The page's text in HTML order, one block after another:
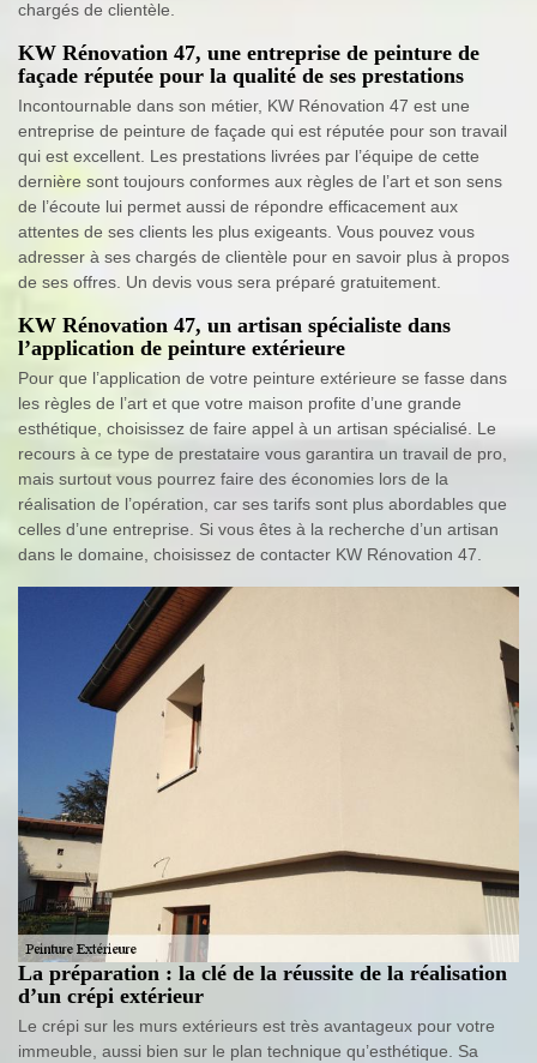
chargés de clientèle.
KW Rénovation 47, une entreprise de peinture de
façade réputée pour la qualité de ses prestations
Incontournable dans son métier, KW Rénovation 47 est une
entreprise de peinture de façade qui est réputée pour son travail
qui est excellent. Les prestations livrées par l’équipe de cette
dernière sont toujours conformes aux règles de l’art et son sens
de l’écoute lui permet aussi de répondre efficacement aux
attentes de ses clients les plus exigeants. Vous pouvez vous
adresser à ses chargés de clientèle pour en savoir plus à propos
de ses offres. Un devis vous sera préparé gratuitement.
KW Rénovation 47, un artisan spécialiste dans
l’application de peinture extérieure
Pour que l’application de votre peinture extérieure se fasse dans
les règles de l’art et que votre maison profite d’une grande
esthétique, choisissez de faire appel à un artisan spécialisé. Le
recours à ce type de prestataire vous garantira un travail de pro,
mais surtout vous pourrez faire des économies lors de la
réalisation de l’opération, car ses tarifs sont plus abordables que
celles d’une entreprise. Si vous êtes à la recherche d’un artisan
dans le domaine, choisissez de contacter KW Rénovation 47.
La préparation : la clé de la réussite de la réalisation
d’un crépi extérieur
Le crépi sur les murs extérieurs est très avantageux pour votre
immeuble, aussi bien sur le plan technique qu’esthétique. Sa